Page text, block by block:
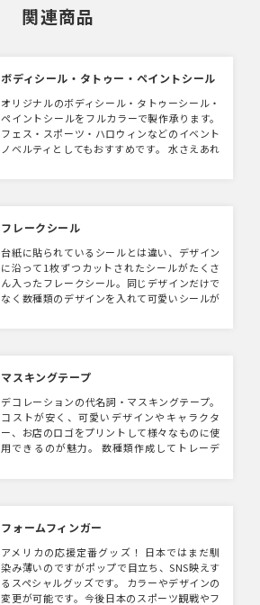
関連商品
ボディシール・タトゥー・ペイントシール
オリジナルのボディシール・タトゥーシール・
ペイントシールをフルカラーで製作承ります。
フェス・スポーツ・ハロウィンなどのイベント
ノベルティとしてもおすすめです。 水さえあれ
フレークシール
台紙に貼られているシールとは違い、デザイン
に沿って1枚ずつカットされたシールがたくさ
ん入ったフレークシール。同じデザインだけで
なく数種類のデザインを入れて可愛いシールが
マスキングテープ
デコレーションの代名詞・マスキングテープ。
コストが安く、可愛いデザインやキャラクタ
ー、お店のロゴをプリントして様々なものに使
用できるのが魅力。 数種類作成してトレーデ
フォームフィンガー
アメリカの応援定番グッズ！ 日本ではまだ馴
染み薄いのですがポップで目立ち、SNS映えす
るスペシャルグッズです。 カラーやデザインの
変更が可能です。今後日本のスポーツ観戦やフ